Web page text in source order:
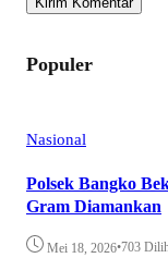
Populer
Nasional
Polsek Bangko
Gram Diamankan
Mei 18, 2026•703